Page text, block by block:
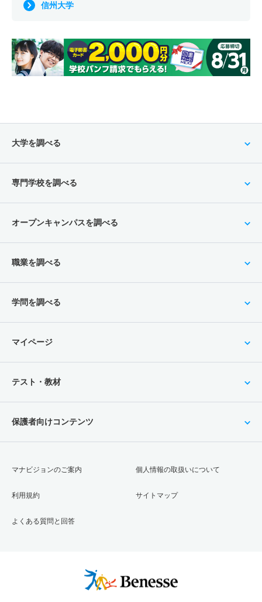
信州大学
大学を調べる
専門学校を調べる
オープンキャンパスを調べる
職業を調べる
学問を調べる
マイページ
テスト・教材
保護者向けコンテンツ
マナビジョンのご案内
利用規約
よくある質問と回答
個人情報の取扱いについて
サイトマップ